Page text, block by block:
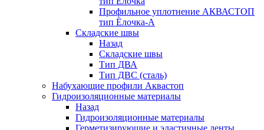
Профильное уплотнение АКВАСТОП
тип Ёлочка-А
Складские швы
Назад
Складские швы
Тип ДВА
Тип ДВС (сталь)
Набухающие профили Аквастоп
Гидроизоляционные материалы
Назад
Гидроизоляционные материалы
Герметизирующие и эластичные ленты